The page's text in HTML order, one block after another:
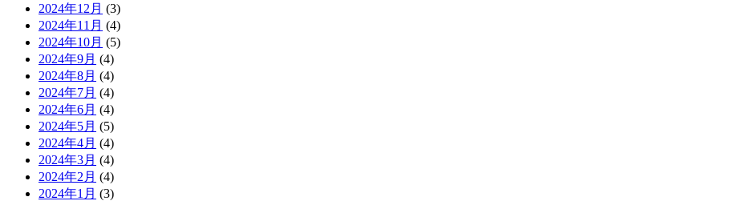
2024年12月 (3)
2024年11月 (4)
2024年10月 (5)
2024年9月 (4)
2024年8月 (4)
2024年7月 (4)
2024年6月 (4)
2024年5月 (5)
2024年4月 (4)
2024年3月 (4)
2024年2月 (4)
2024年1月 (3)